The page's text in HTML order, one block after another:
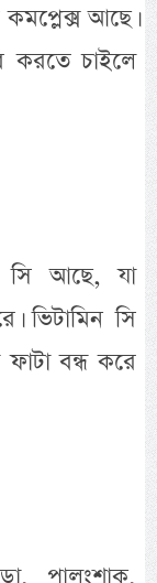
আছে।
করতে চাইলে
সি আছে, যা
ভিটামিন সি
বন্ধ করে